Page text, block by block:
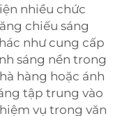
nhiều chức
chiếu sáng
như cung cấp
sáng nền trong
hàng hoặc ánh
tập trung vào
vụ trong văn